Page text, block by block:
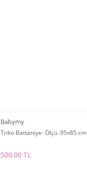
Babymy
Triko Battaniye- Ölçü :95x85 cm
500,00 TL